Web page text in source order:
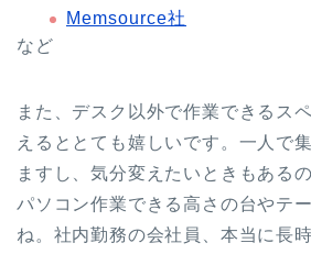
Memsource社
など
また、デスク以外で作業できるス
えるととても嬉しいです。一人で
ますし、気分変えたいときもある
パソコン作業できる高さの台やテ
ね。社内勤務の会社員、本当に長